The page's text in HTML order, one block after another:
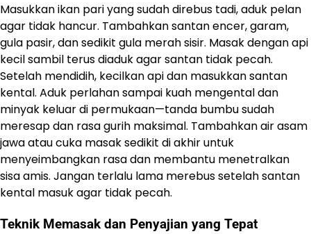
Masukkan ikan pari yang sudah direbus tadi, aduk pelan
agar tidak hancur. Tambahkan santan encer, garam,
gula pasir, dan sedikit gula merah sisir. Masak dengan api
kecil sambil terus diaduk agar santan tidak pecah.
Setelah mendidih, kecilkan api dan masukkan santan
kental. Aduk perlahan sampai kuah mengental dan
minyak keluar di permukaan—tanda bumbu sudah
meresap dan rasa gurih maksimal. Tambahkan air asam
jawa atau cuka masak sedikit di akhir untuk
menyeimbangkan rasa dan membantu menetralkan
sisa amis. Jangan terlalu lama merebus setelah santan
kental masuk agar tidak pecah.
Teknik Memasak dan Penyajian yang Tepat